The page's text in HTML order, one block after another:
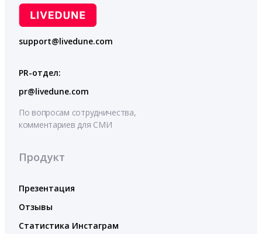
support@livedune.com
PR-отдел:
pr@livedune.com
По вопросам сотрудничества,
комментариев для СМИ
Продукт
Презентация
Отзывы
Статистика Инстаграм